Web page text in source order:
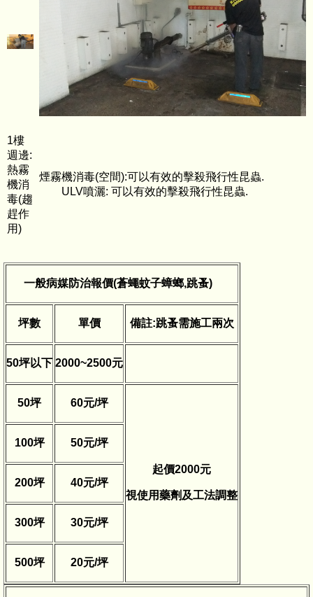
1樓
週邊:
熱霧
機消
毒(趨
趕作
用)
煙霧機消毒(空間):可以有效的擊殺飛行性昆蟲.
ULV噴灑: 可以有效的擊殺飛行性昆蟲.
一般病媒防治報價(蒼蠅蚊子蟑螂,跳蚤)
坪數 單價 備註:跳蚤需施工兩次
50坪以下 2000~2500元
50坪 60元/坪
起價2000元
視使用藥劑及工法調整
100坪 50元/坪
200坪 40元/坪
300坪 30元/坪
500坪 20元/坪